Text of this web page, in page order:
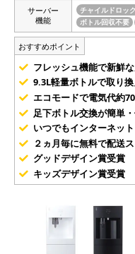
サーバー
機能
チャイルドロック
ボトル回収不要
おすすめポイント
フレッシュ機能で新鮮
9.3L軽量ボトルで取り
エコモードで電気代約
足下ボトル交換が簡単
いつでもインターネッ
２ヵ月毎に無料で配送
グッドデザイン賞受賞
キッズデザイン賞受賞